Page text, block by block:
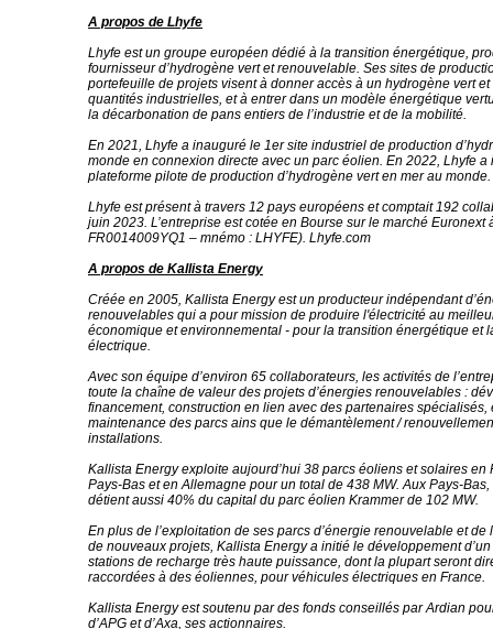
A propos de Lhyfe
Lhyfe est un groupe européen dédié à la transition énergétique,
fournisseur d’hydrogène vert et renouvelable. Ses sites de
portefeuille de projets visent à donner accès à un hydrogène vert
quantités industrielles, et à entrer dans un modèle énergétique
la décarbonation de pans entiers de l’industrie et de la mobilité.
En 2021, Lhyfe a inauguré le 1er site industriel de production
monde en connexion directe avec un parc éolien. En 2022, Lhyfe a
plateforme pilote de production d’hydrogène vert en mer au monde.
Lhyfe est présent à travers 12 pays européens et comptait 192
juin 2023. L’entreprise est cotée en Bourse sur le marché Euronext
FR0014009YQ1 – mnémo : LHYFE). Lhyfe.com
A propos de Kallista Energy
Créée en 2005, Kallista Energy est un producteur indépendant
renouvelables qui a pour mission de produire l'électricité au
économique et environnemental - pour la transition énergétique et
électrique.
Avec son équipe d’environ 65 collaborateurs, les activités de
toute la chaîne de valeur des projets d’énergies renouvelables :
financement, construction en lien avec des partenaires spécialisés,
maintenance des parcs ains que le démantèlement /
installations.
Kallista Energy exploite aujourd’hui 38 parcs éoliens et solaires en
Pays-Bas et en Allemagne pour un total de 438 MW. Aux Pays-
détient aussi 40% du capital du parc éolien Krammer de 102 MW.
En plus de l’exploitation de ses parcs d’énergie renouvelable et de
de nouveaux projets, Kallista Energy a initié le développement
stations de recharge très haute puissance, dont la plupart seront
raccordées à des éoliennes, pour véhicules électriques en France.
Kallista Energy est soutenu par des fonds conseillés par Ardian
d’APG et d’Axa, ses actionnaires.